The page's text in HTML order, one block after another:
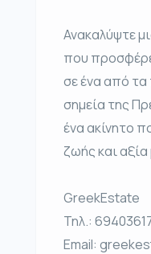
Ανακαλύψτε
που
σε ένα από
σημεία της
ένα ακίνητο
ζωής και
GreekEstate
Τηλ.:
Email: